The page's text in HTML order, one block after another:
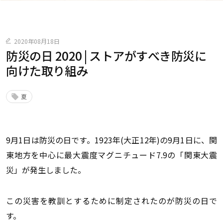
2020年08月18日
防災の日 2020 | ストアがすべき防災に
向けた取り組み
夏
9月1日は防災の日です。1923年(大正12年)の9月1日に、関
東地方を中心に最大震度マグニチュード7.9の「関東大震
災」が発生しました。
この災害を教訓とするために制定されたのが防災の日で
す。